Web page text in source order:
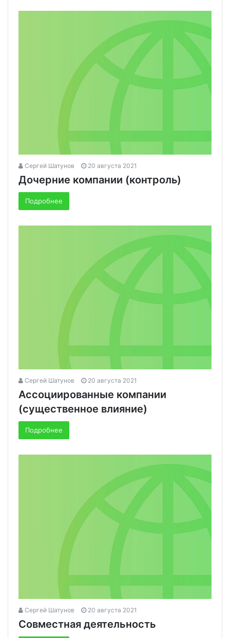
Сергей Шатунов 20 августа 2021
Дочерние компании (контроль)
Подробнее
Сергей Шатунов 20 августа 2021
Ассоциированные компании
(существенное влияние)
Подробнее
Сергей Шатунов 20 августа 2021
Совместная деятельность